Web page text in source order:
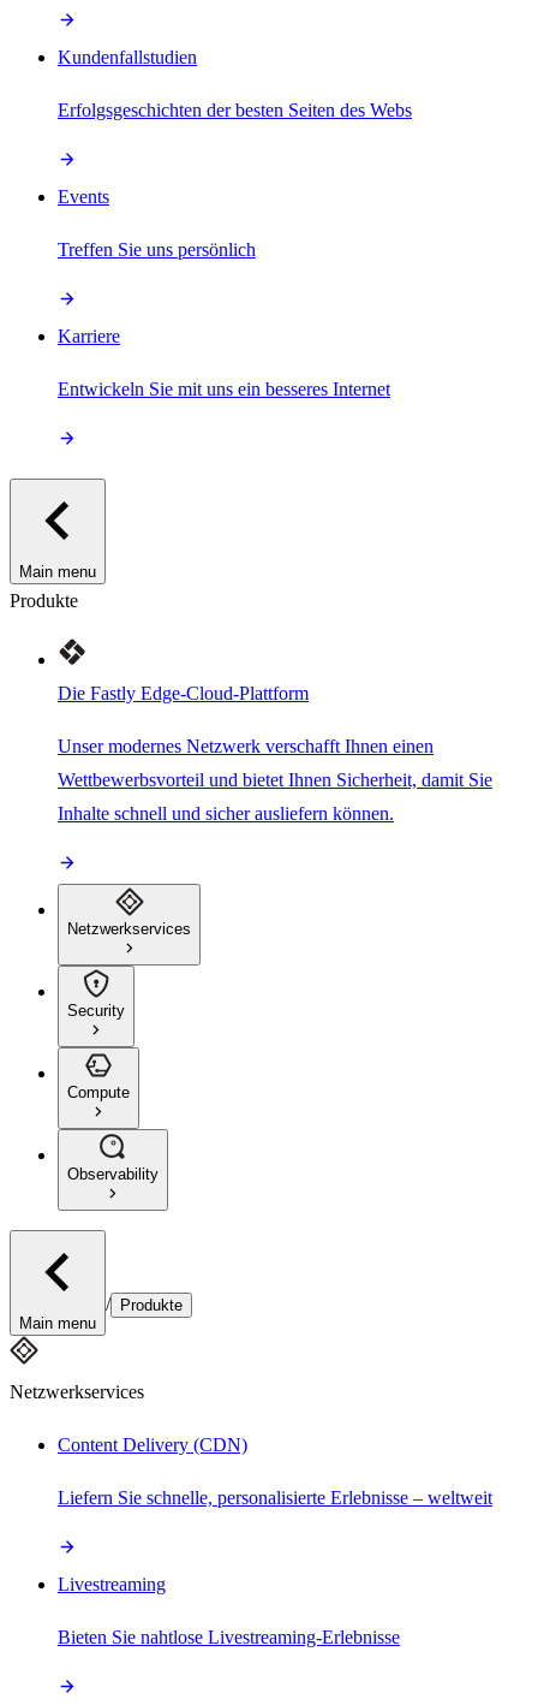
Kundenfallstudien
Erfolgsgeschichten der besten Seiten des Webs
Events
Treffen Sie uns persönlich
Karriere
Entwickeln Sie mit uns ein besseres Internet
Main menu
Produkte
Die Fastly Edge-Cloud-Plattform
Unser modernes Netzwerk verschafft Ihnen einen
Wettbewerbsvorteil und bietet Ihnen Sicherheit, damit Sie
Inhalte schnell und sicher ausliefern können.
Netzwerkservices
Security
Compute
Observability
Main menu
/ Produkte
Netzwerkservices
Content Delivery (CDN)
Liefern Sie schnelle, personalisierte Erlebnisse – weltweit
Livestreaming
Bieten Sie nahtlose Livestreaming-Erlebnisse